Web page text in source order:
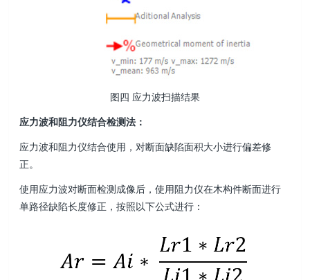
图四 应力波扫描结果
应力波和阻力仪结合检测法：
应力波和阻力仪结合使用，对断面缺陷面积大小进行偏差修
正。
使用应力波对断面检测成像后，使用阻力仪在木构件断面进行
单路径缺陷长度修正，按照以下公式进行：